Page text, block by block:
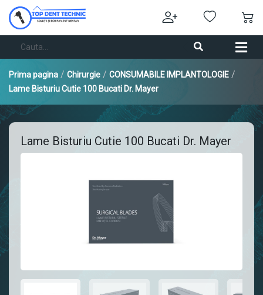
Prima pagina / Chirurgie / CONSUMABILE IMPLANTOLOGIE /
Lame Bisturiu Cutie 100 Bucati Dr. Mayer
Lame Bisturiu Cutie 100 Bucati Dr. Mayer